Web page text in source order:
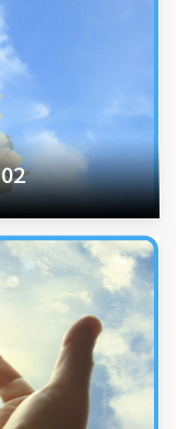
02 - اسم الله السلام.